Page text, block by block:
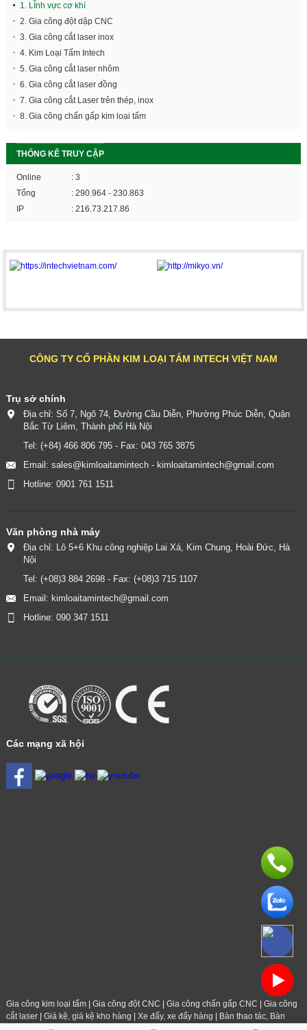
1. LĨnh vực cơ khí
2. Gia công đột dập CNC
3. Gia công cắt laser inox
4. Kim Loại Tấm Intech
5. Gia công cắt laser nhôm
6. Gia công cắt laser đồng
7. Gia công cắt Laser trên thép, inox
8. Gia công chấn gấp kim loại tấm
THỐNG KÊ TRUY CẬP
Online
: 3
Tổng
: 290.964 - 230.863
IP
: 216.73.217.86
CÔNG TY CỔ PHẦN KIM LOẠI TẤM INTECH VIỆT NAM
Trụ sở chính
Địa chỉ: Số 7, Ngõ 74, Đường Cầu Diễn, Phường Phúc Diễn, Quận
Bắc Từ Liêm, Thành phố Hà Nội
Tel: (+84) 466 806 795 - Fax: 043 765 3875
Email: sales@kimloaitamintech - kimloaitamintech@gmail.com
Hotline: 0901 761 1511
Văn phòng nhà máy
Địa chỉ: Lô 5+6 Khu công nghiệp Lai Xá, Kim Chung, Hoài Đức, Hà
Nội
Tel: (+08)3 884 2698 - Fax: (+08)3 715 1107
Email: kimloaitamintech@gmail.com
Hotline: 090 347 1511
Các mạng xã hội
Gia công kim loại tấm| Gia công đột CNC Gia công chấn gấp CNC
Gia công
cắt laser| Giá kệ, giá kệ kho hàng Xe đẩy, xe đẩy hàng
Bàn thao tác, Bàn